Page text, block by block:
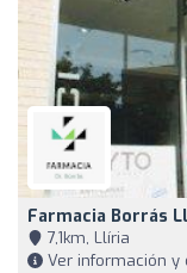
Farmacia Borrás
7,1km, Llíria
Ver información y